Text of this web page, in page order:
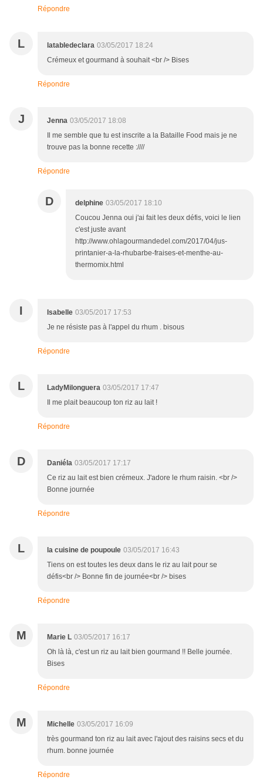
Répondre
L latabledeclara 03/05/2017 18:24
Crémeux et gourmand à souhait <br /> Bises
Répondre
J Jenna 03/05/2017 18:08
Il me semble que tu est inscrite a la Bataille Food mais je ne
trouve pas la bonne recette :////
Répondre
D delphine 03/05/2017 18:10
Coucou Jenna oui j'ai fait les deux défis, voici le lien
c'est juste avant
http://www.ohlagourmandedel.com/2017/04/jus-
printanier-a-la-rhubarbe-fraises-et-menthe-au-
thermomix.html
I Isabelle 03/05/2017 17:53
Je ne résiste pas à l'appel du rhum . bisous
Répondre
L LadyMilonguera 03/05/2017 17:47
Il me plait beaucoup ton riz au lait !
Répondre
D Daniéla 03/05/2017 17:17
Ce riz au lait est bien crémeux. J'adore le rhum raisin. <br />
Bonne journée
Répondre
L la cuisine de poupoule 03/05/2017 16:43
Tiens on est toutes les deux dans le riz au lait pour se
défis<br /> Bonne fin de journée<br /> bises
Répondre
M Marie L 03/05/2017 16:17
Oh là là, c'est un riz au lait bien gourmand !! Belle journée.
Bises
Répondre
M Michelle 03/05/2017 16:09
très gourmand ton riz au lait avec l'ajout des raisins secs et du
rhum. bonne journée
Répondre